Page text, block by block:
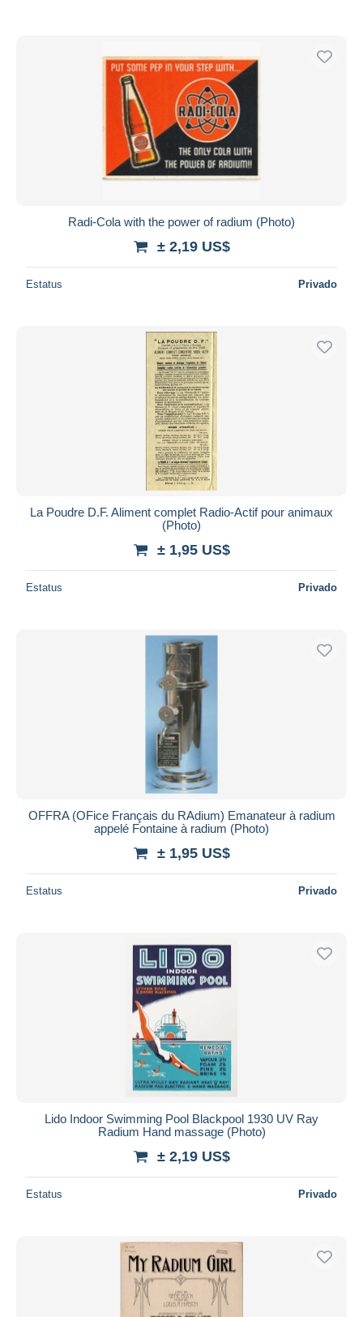
Radi-Cola with the power of radium (Photo)
± 2,19 US$
Estatus Privado
La Poudre D.F. Aliment complet Radio-Actif pour animaux
(Photo)
± 1,95 US$
Estatus Privado
OFFRA (OFice Français du RAdium) Emanateur à radium
appelé Fontaine à radium (Photo)
± 1,95 US$
Estatus Privado
Lido Indoor Swimming Pool Blackpool 1930 UV Ray
Radium Hand massage (Photo)
± 2,19 US$
Estatus Privado